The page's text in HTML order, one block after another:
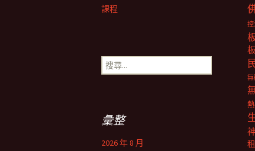
課程
搜
尋
彙整
2026 年 8 月